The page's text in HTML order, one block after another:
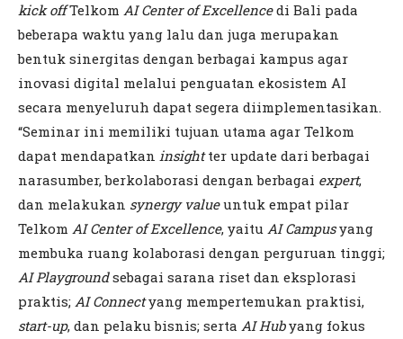
kick offTelkom AI Center of Excellencedi Bali pada
beberapa waktu yang lalu dan juga merupakan
bentuk sinergitas dengan berbagai kampus agar
inovasi digital melalui penguatan ekosistem AI
secara menyeluruh dapat segera diimplementasikan.
“Seminar ini memiliki tujuan utama agar Telkom
dapat mendapatkan insightter update dari berbagai
narasumber, berkolaborasi dengan berbagai expert,
dan melakukan synergy valueuntuk empat pilar
Telkom AI Center of Excellence, yaitu AI Campusyang
membuka ruang kolaborasi dengan perguruan tinggi;
AI Playgroundsebagai sarana riset dan eksplorasi
praktis; AI Connectyang mempertemukan praktisi,
start-up, dan pelaku bisnis; serta AI Hubyang fokus